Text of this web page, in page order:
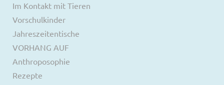
Im Kontakt mit Tieren
Vorschulkinder
Jahreszeitentische
VORHANG AUF
Anthroposophie
Rezepte